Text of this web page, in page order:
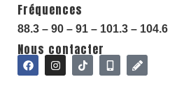
Fréquences
88.3 – 90 – 91 – 101.3 – 104.6
Nous contacter